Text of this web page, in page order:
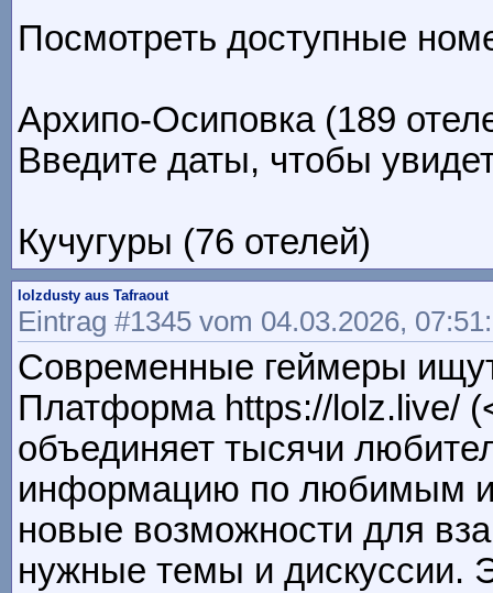
Посмотреть доступные
Архипо-Осиповка (189
Введите даты, чтобы
Кучугуры (76 отелей)
lolzdusty aus Tafraout
Eintrag #1345 vom 04.03.2026,
Современные геймеры
Платформа https://lolz.live/
объединяет тысячи
информацию по любимым
новые возможности для
нужные темы и дискуссии.